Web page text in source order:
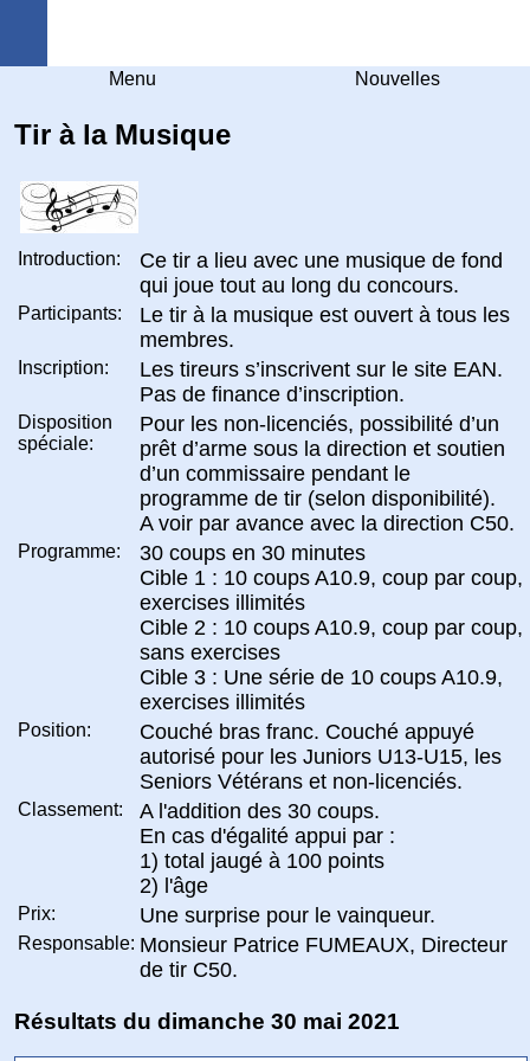
Menu Nouvelles
Tir à la Musique
Introduction:
Ce tir a lieu avec une musique de fond
qui joue tout au long du concours.
Participants:
Le tir à la musique est ouvert à tous les
membres.
Inscription:
Les tireurs s’inscrivent sur le site EAN.
Pas de finance d’inscription.
Disposition
spéciale:
Pour les non-licenciés, possibilité d’un
prêt d’arme sous la direction et soutien
d’un commissaire pendant le
programme de tir (selon disponibilité).
A voir par avance avec la direction C50.
Programme:
30 coups en 30 minutes
Cible 1 : 10 coups A10.9, coup par coup,
exercises illimités
Cible 2 : 10 coups A10.9, coup par coup,
sans exercises
Cible 3 : Une série de 10 coups A10.9,
exercises illimités
Position:
Couché bras franc. Couché appuyé
autorisé pour les Juniors U13-U15, les
Seniors Vétérans et non-licenciés.
Classement:
A l'addition des 30 coups.
En cas d'égalité appui par :
1) total jaugé à 100 points
2) l'âge
Prix: Une surprise pour le vainqueur.
Responsable: Monsieur Patrice FUMEAUX, Directeur
de tir C50.
Résultats du dimanche 30 mai 2021